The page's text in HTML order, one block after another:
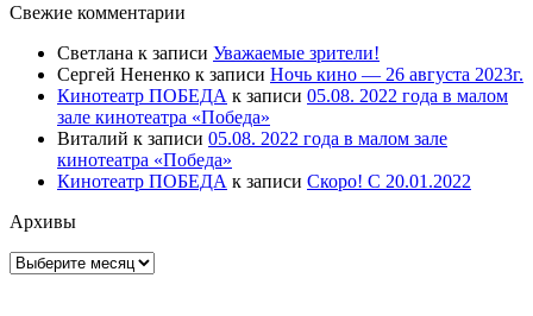
Свежие комментарии
Светлана к записи Уважаемые зрители!
Сергей Нененко к записи Ночь кино — 26 августа 2023г.
Кинотеатр ПОБЕДА к записи 05.08. 2022 года в малом
зале кинотеатра «Победа»
Виталий к записи 05.08. 2022 года в малом зале
кинотеатра «Победа»
Кинотеатр ПОБЕДА к записи Скоро! С 20.01.2022
Архивы
Архивы